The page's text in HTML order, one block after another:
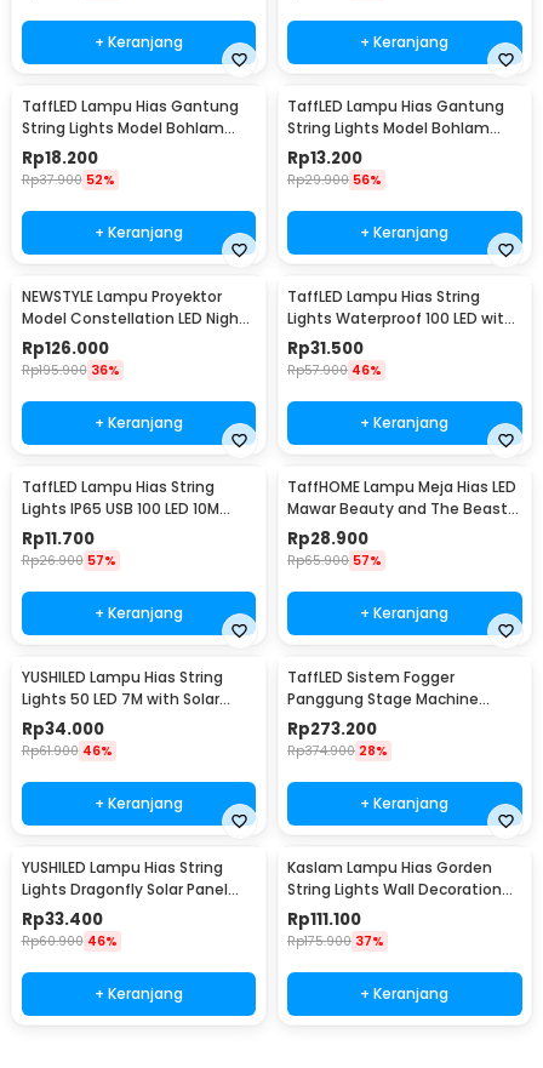
+ Keranjang + Keranjang
TaffLED Lampu Hias Gantung
String Lights Model Bohlam
Mini Waterproof 6M - ZYD0931
Rp18.200
Rp37.900 52%
+ Keranjang
TaffLED Lampu Hias Gantung
String Lights Model Bohlam
Mini Waterproof 3M - ZYD0931
Rp13.200
Rp29.900 56%
+ Keranjang
NEWSTYLE Lampu Proyektor
Model Constellation LED Night
Light 3W 5V - NL-USB
Rp126.000
Rp195.900 36%
+ Keranjang
TaffLED Lampu Hias String
Lights Waterproof 100 LED with
Solar Panel - M071
Rp31.500
Rp57.900 46%
+ Keranjang
TaffLED Lampu Hias String
Lights IP65 USB 100 LED 10M
Warm White - TDC-01
Rp11.700
Rp26.900 57%
+ Keranjang
TaffHOME Lampu Meja Hias LED
Mawar Beauty and The Beast
Warm White - AC01
Rp28.900
Rp65.900 57%
+ Keranjang
YUSHILED Lampu Hias String
Lights 50 LED 7M with Solar
Panel - M072
Rp34.000
Rp61.900 46%
+ Keranjang
TaffLED Sistem Fogger
Panggung Stage Machine
Ejector with RGB LED - KY-
LED500
Rp273.200
Rp374.900 28%
+ Keranjang
YUSHILED Lampu Hias String
Lights Dragonfly Solar Panel
IP65 8 Modes 20 LED - M088
Rp33.400
Rp60.900 46%
+ Keranjang
Kaslam Lampu Hias Gorden
String Lights Wall Decoration
18W 3x3M 320 LED - S-32
Rp111.100
Rp175.900 37%
+ Keranjang